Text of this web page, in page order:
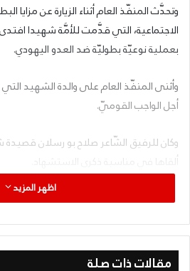
وتحدَّث المنفّذ العام أثناء الزيارة عن مزايا
الاجتماعية، التي قدَّمت للأمَّة شهيدا
بعملية نوعيّة بطوليّة ضد العدو اليهودي.
وأثنى المنفّذ العام على والدة الشهيد
أجل الواجب القوميّ.
وكان للرفيق الشّاعر صلاح بو رسلان قصيدة
ألقاها في مناسبة ذكرى الاستشهاد.
اظهر المزيد
مقالات ذات صلة